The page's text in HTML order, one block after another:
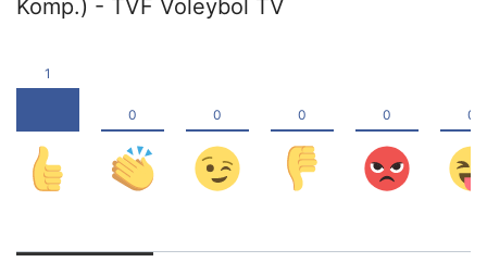
Komp.) - TVF Voleybol TV